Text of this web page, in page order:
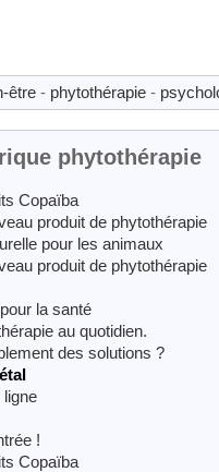
être - phytothérapie -
phytothérapie
Copaïba
produit de phytothérapie
pour les animaux
produit de phytothérapie
la santé
au quotidien.
des solutions ?
ligne
!
Copaïba